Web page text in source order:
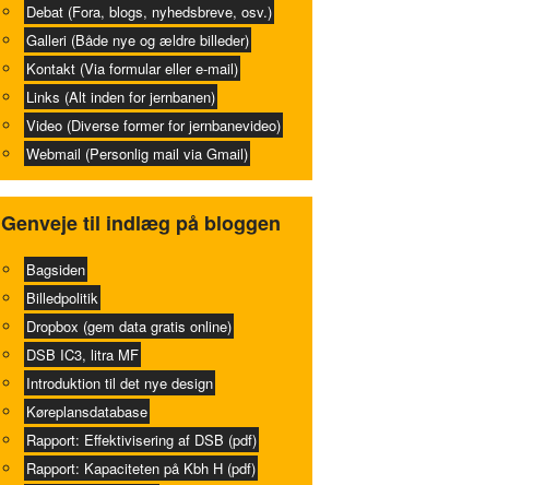
Debat (Fora, blogs, nyhedsbreve, osv.)
Galleri (Både nye og ældre billeder)
Kontakt (Via formular eller e-mail)
Links (Alt inden for jernbanen)
Video (Diverse former for jernbanevideo)
Webmail (Personlig mail via Gmail)
Genveje til indlæg på bloggen
Bagsiden
Billedpolitik
Dropbox (gem data gratis online)
DSB IC3, litra MF
Introduktion til det nye design
Køreplansdatabase
Rapport: Effektivisering af DSB (pdf)
Rapport: Kapaciteten på Kbh H (pdf)